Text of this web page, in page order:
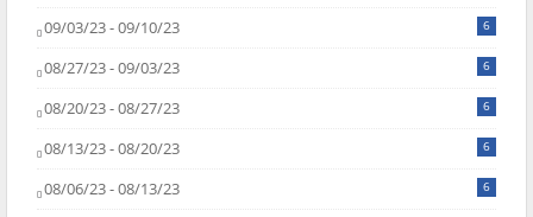
09/03/23 - 09/10/23 6
08/27/23 - 09/03/23 6
08/20/23 - 08/27/23 6
08/13/23 - 08/20/23 6
08/06/23 - 08/13/23 6